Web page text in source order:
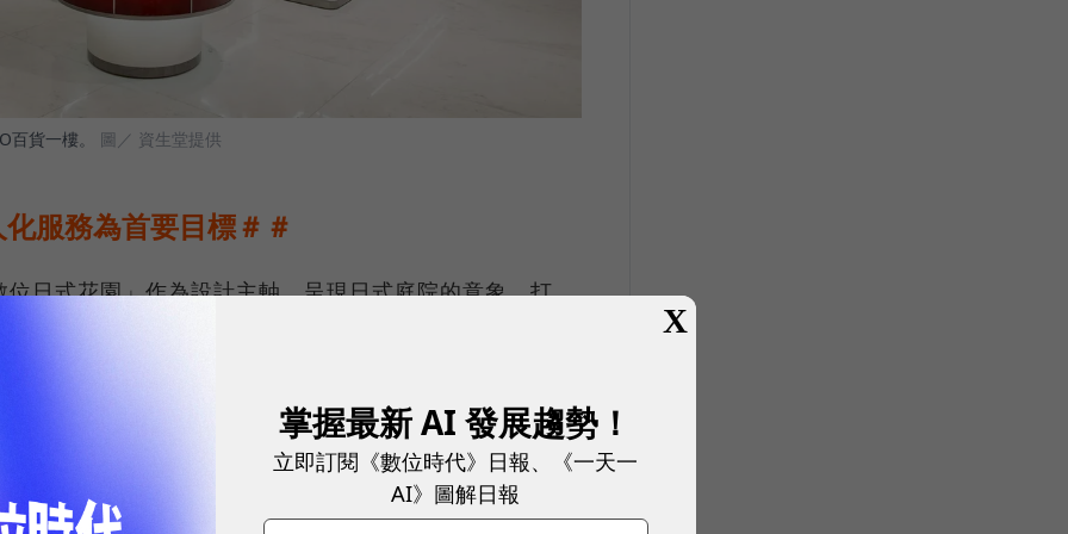
貨一樓。 圖／ 資生堂提供
服務為首要目標＃＃
日式花園」作為設計主軸，呈現日式庭院的意象，打
者「商品外的服務」。例如從日本引入的「鏡面肌膚
消費者只需要透過鏡面上方的鏡頭，就能在5分鐘內
X
掌握最新 AI 發展趨勢！
立即訂閱《數位時代》日報、《一天一
AI》圖解日報